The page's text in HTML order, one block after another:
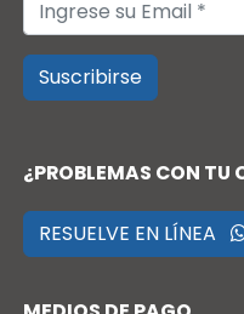
Suscribirse
¿PROBLEMAS CON TU
RESUELVE EN LÍNEA